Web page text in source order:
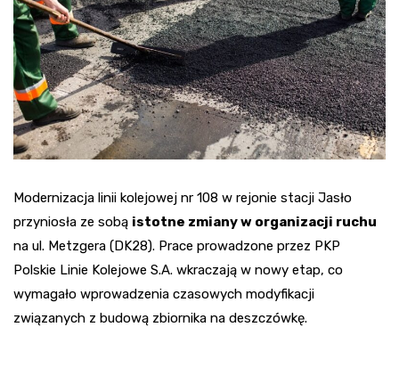
Modernizacja linii kolejowej nr 108 w rejonie stacji Jasło
przyniosła ze sobą istotne zmiany w organizacji ruchu
na ul. Metzgera (DK28). Prace prowadzone przez PKP
Polskie Linie Kolejowe S.A. wkraczają w nowy etap, co
wymagało wprowadzenia czasowych modyfikacji
związanych z budową zbiornika na deszczówkę.